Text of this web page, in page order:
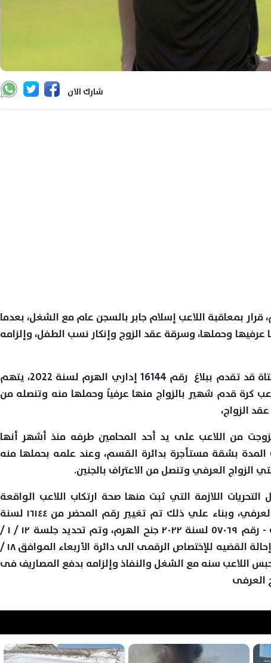
شارك الان
بمعاقبة اللاعب إسلام جابر بالسجن عام مع الشغل، بعدما
عرفيها وحملها، وسرقة عقد الزوج وإنكار نسب الطفل، وإلزامه
كان عامر الديب دفاع الفتاة قد تقدم ببلاغ رقم 16144 إداري الهرم لسنة 2022، يتهم
كرة قدم شهير بالزواج منها عرفياً وحملها منه وتنصله من
الزواج،
من اللاعب على يد أحد المحامين طرفه منذ أشهر أنها
بشقة مستأجرة بدائرة القسم، وعند علمه بحملها منه
الزواج العرفي وتنصل من الاعتراف بالجنين.
اللازمة التي ثبت منها صحة ارتكاب اللاعب الواقعة
وسرقته ورقتي الزواج العرفي، وبناء علي ذلك تم تغيير رقم المحضر من ١٦١٤٤ لسنة
٢٠٢٢ ادارى الهرم - الى - رقم ٥٧٠٦٩ لسنة ٢٠٢٢ جنح الهرم، وتم تحديد جلسة ١٢ / ١ /
٢٠٢٣، وفور تداولها تم إحالة القضيه للإختصاص الرقمى الى دائرة الأربعاء الموافق ١٨ /
بحبس اللاعب سنه مع الشغل والنفاذ وإلزامه بدفع المصاريف فى
العرفى